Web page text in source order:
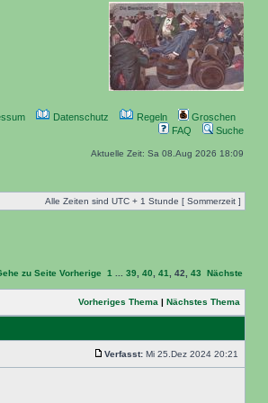
Datenschutz Regeln
Groschen
FAQ
Suche
Aktuelle Zeit: Sa 08.Aug 2026 18:09
Alle Zeiten sind UTC + 1 Stunde [ Sommerzeit ]
zu Seite Vorherige 1 39 40 41 42 43 Nächste
Vorheriges Thema | Nächstes Thema
Verfasst: Mi 25.Dez 2024 20:21